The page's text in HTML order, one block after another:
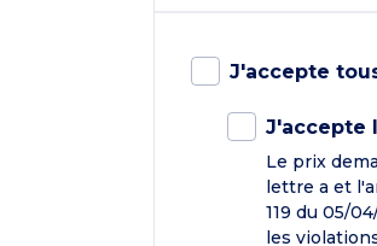
J'accepte
J'accepte
Le prix
lettre a et
119 du 05/
les